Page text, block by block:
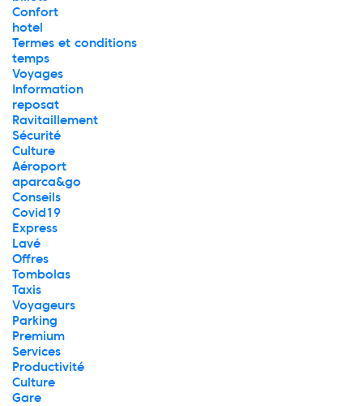
Confort
hotel
Termes et conditions
temps
Voyages
Information
reposat
Ravitaillement
Sécurité
Culture
Aéroport
aparca&go
Conseils
Covid19
Express
Lavé
Offres
Tombolas
Taxis
Voyageurs
Parking
Premium
Services
Productivité
Culture
Gare